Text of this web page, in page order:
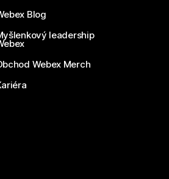
Blog
leadership
Webex Merch